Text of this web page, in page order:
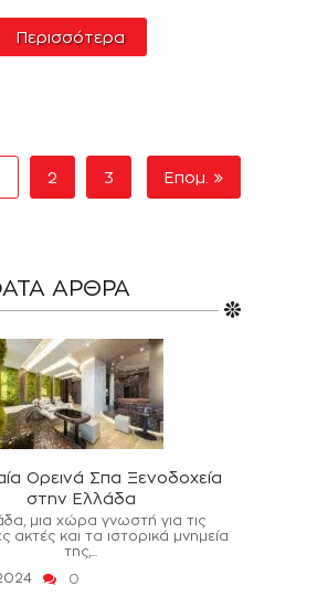
Περισσότερα
2 3 Επομ.
ΆΡΘΡΑ
Ορεινά Σπα Ξενοδοχεία
στην Ελλάδα
μια χώρα γνωστή για τις
ακτές και τα ιστορικά μνημεία
της,...
0